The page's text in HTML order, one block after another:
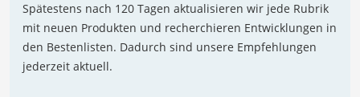
Spätestens nach 120 Tagen aktualisieren wir jede Rubrik
mit neuen Produkten und recherchieren Entwicklungen in
den Bestenlisten. Dadurch sind unsere Empfehlungen
jederzeit aktuell.